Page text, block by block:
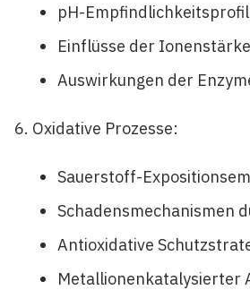
pH-
Einflüsse der Ionenstärke
Auswirkungen der
Oxidative Prozesse:
Sauerstoff-
Schadensmechanismen
Antioxidative
Metallionenkatalysierter